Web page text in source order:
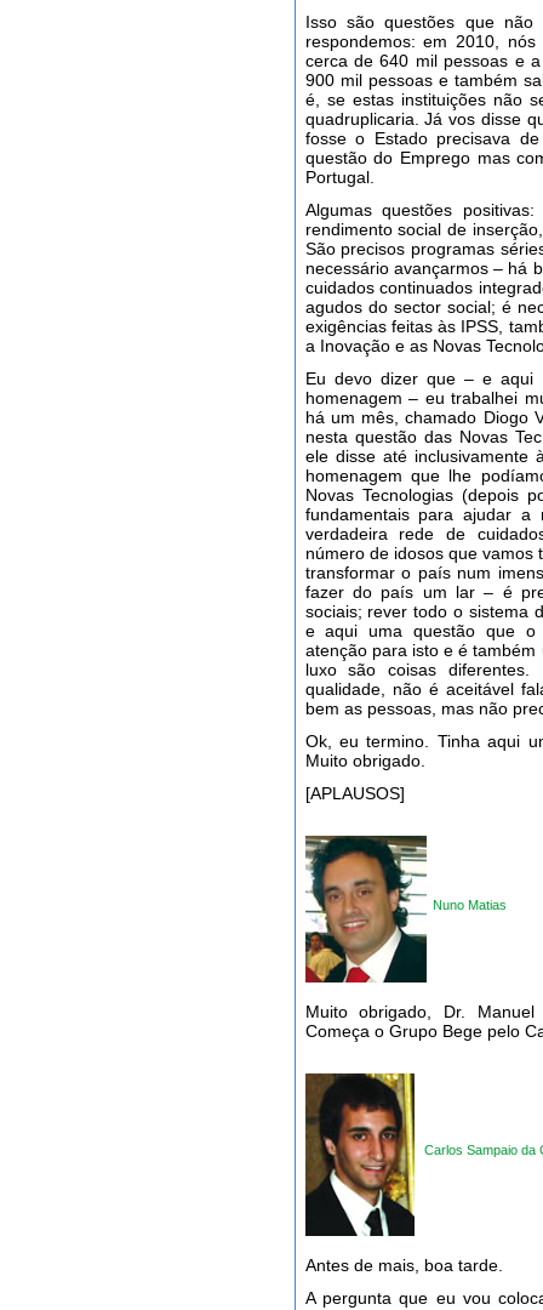
Isso são questões que
respondemos: em 2010,
cerca de 640 mil pessoas e
900 mil pessoas e também
é, se estas instituições não
quadruplicaria. Já vos disse
fosse o Estado precisava
questão do Emprego mas
Portugal.
Algumas questões
rendimento social de
São precisos programas
necessário avançarmos – há
cuidados continuados
agudos do sector social; é
exigências feitas às IPSS,
a Inovação e as Novas
Eu devo dizer que – e aqui
homenagem – eu trabalhei
há um mês, chamado Diogo
nesta questão das Novas
ele disse até inclusivamente
homenagem que lhe
Novas Tecnologias (depois
fundamentais para ajudar a
verdadeira rede de
número de idosos que
transformar o país num
fazer do país um lar – é
sociais; rever todo o sistema
e aqui uma questão que o
atenção para isto e é
luxo são coisas
qualidade, não é aceitável
bem as pessoas, mas não
Ok, eu termino. Tinha aqui
Muito obrigado.
[APLAUSOS]
Nuno Matias
Muito obrigado, Dr.
Começa o Grupo Bege pelo
Carlos Sampaio da
Antes de mais, boa tarde.
A pergunta que eu vou